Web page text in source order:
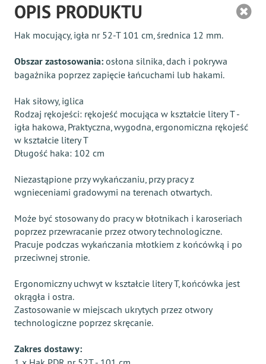
OPIS PRODUKTU
Hak mocujący, igła nr 52-T 101 cm, średnica 12 mm.
Obszar zastosowania: osłona silnika, dach i pokrywa
bagażnika poprzez zapięcie łańcuchami lub hakami.
Hak siłowy, iglica
Rodzaj rękojeści: rękojeść mocująca w kształcie litery T -
igła hakowa, Praktyczna, wygodna, ergonomiczna rękojeść
w kształcie litery T
Długość haka: 102 cm
Niezastąpione przy wykańczaniu, przy pracy z
wgnieceniami gradowymi na terenach otwartych.
Może być stosowany do pracy w błotnikach i karoseriach
poprzez przewracanie przez otwory technologiczne.
Pracuje podczas wykańczania młotkiem z końcówką i po
przeciwnej stronie.
Ergonomiczny uchwyt w kształcie litery T, końcówka jest
okrągła i ostra.
Zastosowanie w miejscach ukrytych przez otwory
technologiczne poprzez skręcanie.
Zakres dostawy: